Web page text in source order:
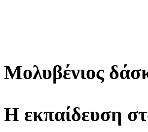
Μολυβένιος
Η εκπαίδευση